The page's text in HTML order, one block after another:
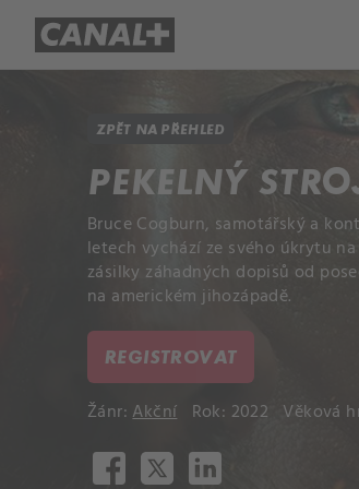
ZPĚT NA PŘEHLED
PEKELNÝ
Bruce Cogburn, samotářský a
letech vychází ze svého úkrytu
zásilky záhadných dopisů od
na americkém jihozápadě.
REGISTROVAT
Žánr:Akční Rok: 2022 Věková